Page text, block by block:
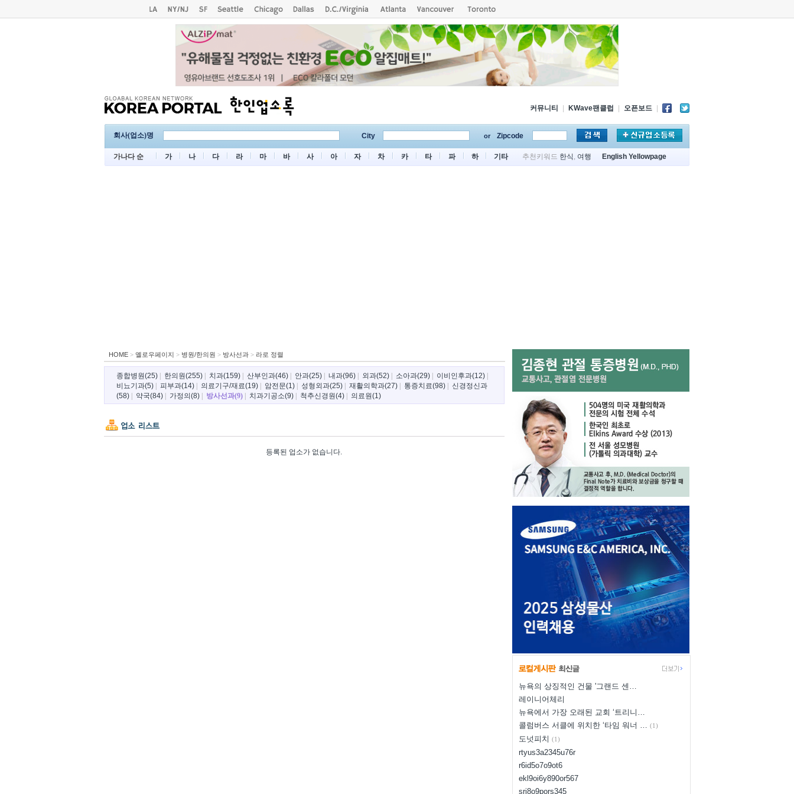
커뮤니티 KWave팬클럽 오픈보드
회사(업소)명 City or Zipcode
가나다 순 가 나 다 라 마 바 사 아 자 차 카 타 파 하 기타 추천키워드 한식 , 여행 English Yellowpage
HOME> 옐로우페이지 > 병원/한의원 > 방사선과> 라로 정렬
종합병원(25)| 한의원(255)| 치과(159)| 산부인과(46)| 안과(25)| 내과(96)| 외과(52)| 소아과(29)| 이비인후과(12)|
비뇨기과(5)| 피부과(14)| 의료기구/재료(19)| 암전문(1)| 성형외과(25)| 재활의학과(27)| 통증치료(98)|
신경정신과
(58)| 약국(84)| 가정의(8)| 방사선과(9)| 치과기공소(9)| 척추신경원(4)| 의료원(1)
등록된 업소가 없습니다.
뉴욕의 상징적인 건물 '그랜드 센…
레이니어체리
뉴욕에서 가장 오래된 교회 ‘트리니…
콜럼버스 서클에 위치한 ‘타임 워너 … (1)
도넛피치 (1)
rtyus3a2345u76r
r6id5o7o9ot6
ekl9oi6y890or567
sri8o9pors345